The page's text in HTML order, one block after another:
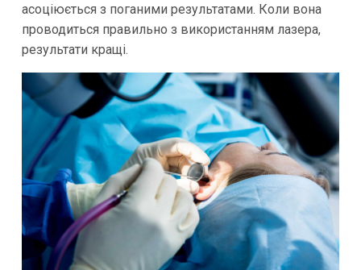
асоціюється з поганими результатами. Коли вона
проводиться правильно з використанням лазера,
результати кращі.